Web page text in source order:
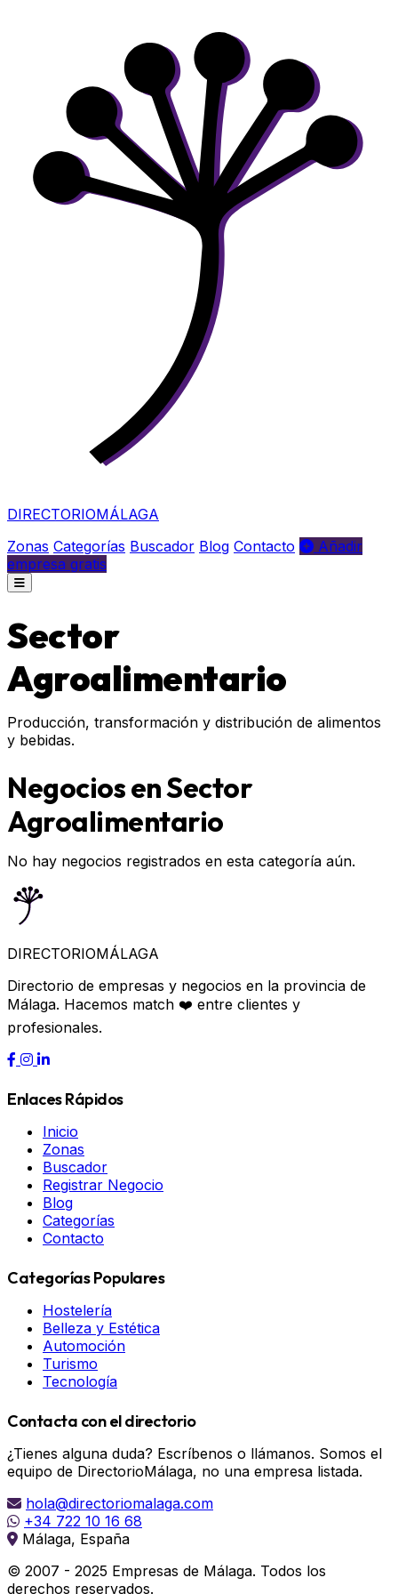
DIRECTORIOMÁLAGA
Zonas Categorías Buscador Blog Contacto
Añadir
empresa gratis
Sector
Agroalimentario
Producción, transformación y distribución de alimentos
y bebidas.
Negocios en Sector
Agroalimentario
No hay negocios registrados en esta categoría aún.
DIRECTORIOMÁLAGA
Directorio de empresas y negocios en la provincia de
Málaga. Hacemos match ❤️ entre clientes y
profesionales.
Enlaces Rápidos
Inicio
Zonas
Buscador
Registrar Negocio
Blog
Categorías
Contacto
Categorías Populares
Hostelería
Belleza y Estética
Automoción
Turismo
Tecnología
Contacta con el directorio
¿Tienes alguna duda? Escríbenos o llámanos. Somos el
equipo de DirectorioMálaga, no una empresa listada.
hola@directoriomalaga.com
+34 722 10 16 68
Málaga, España
© 2007 - 2025 Empresas de Málaga. Todos los
derechos reservados.